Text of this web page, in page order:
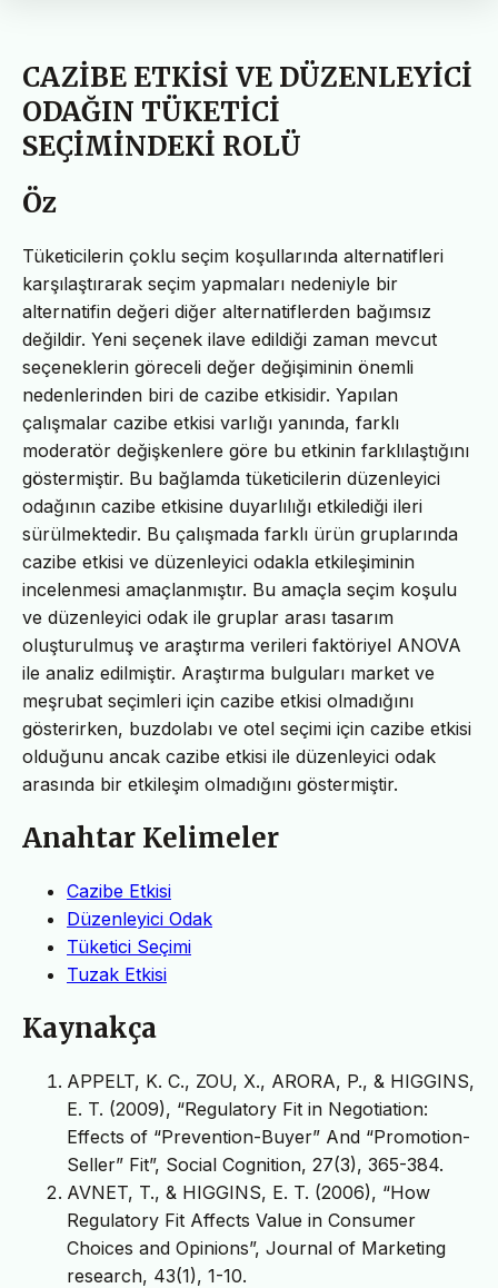
CAZİBE ETKİSİ VE DÜZENLEYİCİ
ODAĞIN TÜKETİCİ
SEÇİMİNDEKİ ROLÜ
Öz
Tüketicilerin çoklu seçim koşullarında alternatifleri
karşılaştırarak seçim yapmaları nedeniyle bir
alternatifin değeri diğer alternatiflerden bağımsız
değildir. Yeni seçenek ilave edildiği zaman mevcut
seçeneklerin göreceli değer değişiminin önemli
nedenlerinden biri de cazibe etkisidir. Yapılan
çalışmalar cazibe etkisi varlığı yanında, farklı
moderatör değişkenlere göre bu etkinin farklılaştığını
göstermiştir. Bu bağlamda tüketicilerin düzenleyici
odağının cazibe etkisine duyarlılığı etkilediği ileri
sürülmektedir. Bu çalışmada farklı ürün gruplarında
cazibe etkisi ve düzenleyici odakla etkileşiminin
incelenmesi amaçlanmıştır. Bu amaçla seçim koşulu
ve düzenleyici odak ile gruplar arası tasarım
oluşturulmuş ve araştırma verileri faktöriyel ANOVA
ile analiz edilmiştir. Araştırma bulguları market ve
meşrubat seçimleri için cazibe etkisi olmadığını
gösterirken, buzdolabı ve otel seçimi için cazibe etkisi
olduğunu ancak cazibe etkisi ile düzenleyici odak
arasında bir etkileşim olmadığını göstermiştir.
Anahtar Kelimeler
Cazibe Etkisi
Düzenleyici Odak
Tüketici Seçimi
Tuzak Etkisi
Kaynakça
APPELT, K. C., ZOU, X., ARORA, P., & HIGGINS,
E. T. (2009), “Regulatory Fit in Negotiation:
Effects of “Prevention-Buyer” And “Promotion-
Seller” Fit”, Social Cognition, 27(3), 365-384.
AVNET, T., & HIGGINS, E. T. (2006), “How
Regulatory Fit Affects Value in Consumer
Choices and Opinions”, Journal of Marketing
research, 43(1), 1-10.